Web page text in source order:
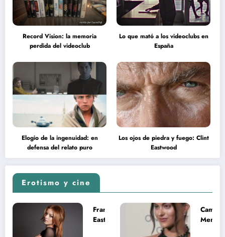
Record Vision: la memoria
perdida del videoclub
Lo que mató a los videoclubs en
España
Elogio de la ingenuidad: en
defensa del relato puro
Los ojos de piedra y fuego: Clint
Eastwood
Erotismo y cine
Francesca
Eastwood y
Camila
Mendes